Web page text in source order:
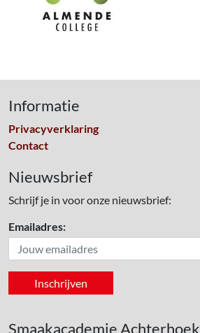
Informatie
Privacyverklaring
Contact
Nieuwsbrief
Schrijf je in voor onze nieuwsbrief:
Emailadres:
Smaakacademie Achterhoek